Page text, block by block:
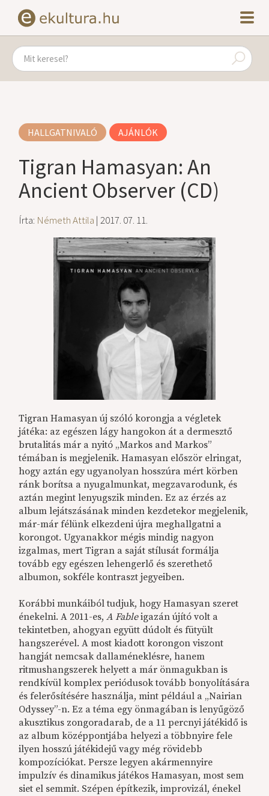
HALLGATNIVALÓ AJÁNLÓK
Tigran Hamasyan: An
Ancient Observer (CD)
Írta: Németh Attila | 2017. 07. 11.
Tigran Hamasyan új szóló korongja a végletek
játéka: az egészen lágy hangokon át a dermesztő
brutalitás már a nyitó „Markos and Markos”
témában is megjelenik. Hamasyan először elringat,
hogy aztán egy ugyanolyan hosszúra mért körben
ránk borítsa a nyugalmunkat, megzavarodunk, és
aztán megint lenyugszik minden. Ez az érzés az
album lejátszásának minden kezdetekor megjelenik,
már-már félünk elkezdeni újra meghallgatni a
korongot. Ugyanakkor mégis mindig nagyon
izgalmas, mert Tigran a saját stílusát formálja
tovább egy egészen lehengerlő és szerethető
albumon, sokféle kontraszt jegyeiben.
Korábbi munkáiból tudjuk, hogy Hamasyan szeret
énekelni. A 2011-es,A Fableigazán újító volt a
tekintetben, ahogyan együtt dúdolt és fütyült
hangszerével. A most kiadott korongon viszont
hangját nemcsak dallaméneklésre, hanem
ritmushangszerek helyett a már önmagukban is
rendkívül komplex periódusok tovább bonyolítására
és felerősítésére használja, mint például a „Nairian
Odyssey”-n. Ez a téma egy önmagában is lenyűgöző
akusztikus zongoradarab, de a 11 percnyi játékidő is
az album középpontjába helyezi a többnyire fele
ilyen hosszú játékidejű vagy még rövidebb
kompozíciókat. Persze legyen akármennyire
impulzív és dinamikus játékos Hamasyan, most sem
siet el semmit. Szépen építkezik, improvizál, énekel